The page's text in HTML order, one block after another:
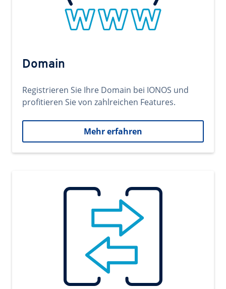
Domain
Registrieren Sie Ihre Domain bei IONOS und
profitieren Sie von zahlreichen Features.
Mehr erfahren